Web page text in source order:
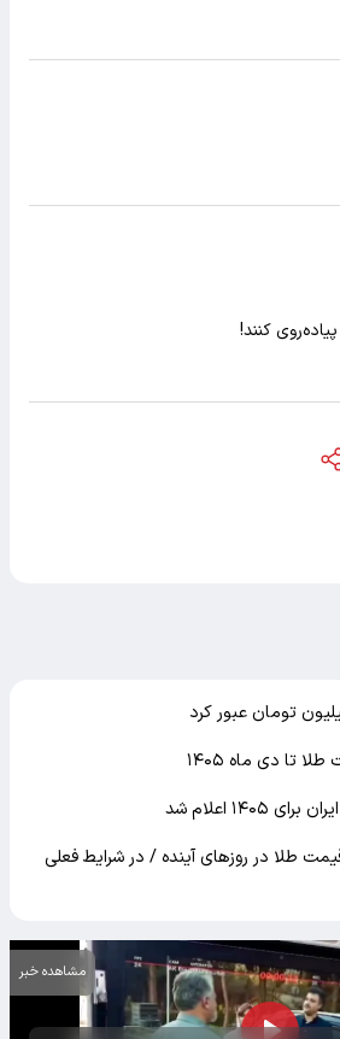
کنند!
تا دی ماه ۱۴۰۵
اعلام شد
طلا در روز‌های آینده / در شرایط فعلی
مشاهده خبر